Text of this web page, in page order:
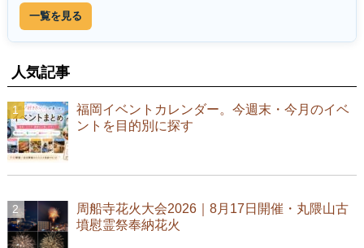
一覧を見る
人気記事
福岡イベントカレンダー。今週末・今月のイベ
ントを目的別に探す
周船寺花火大会2026｜8月17日開催・丸隈山古
墳慰霊祭奉納花火